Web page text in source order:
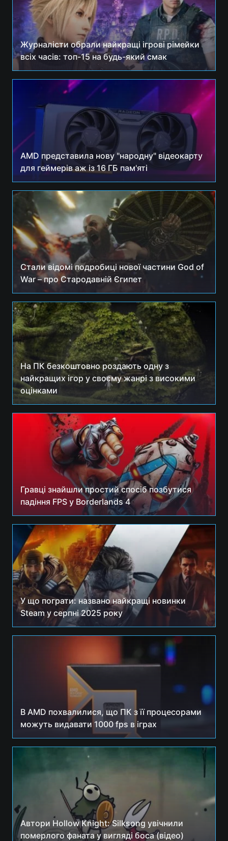
Журналісти обрали найкращі ігрові рімейки
всіх часів: топ-15 на будь-який смак
AMD представила нову "народну" відеокарту
для геймерів аж із 16 ГБ пам'яті
Стали відомі подробиці нової частини God of
War – про Стародавній Єгипет
На ПК безкоштовно роздають одну з
найкращих ігор у своєму жанрі з високими
оцінками
Гравці знайшли простий спосіб позбутися
падіння FPS у Borderlands 4
У що пограти: названо найкращі новинки
Steam у серпні 2025 року
В AMD похвалилися, що ПК з її процесорами
можуть видавати 1000 fps в іграх
Автори Hollow Knight: Silksong увічнили
померлого фаната у вигляді боса (відео)